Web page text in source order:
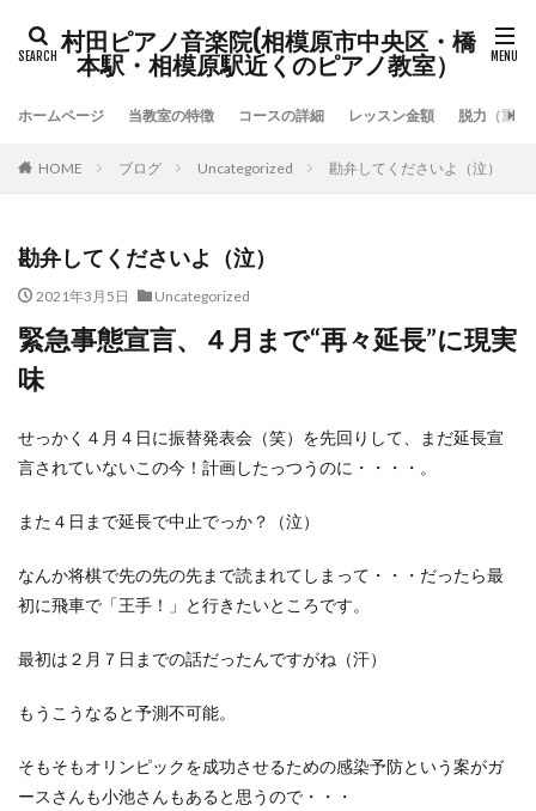
村田ピアノ音楽院(相模原市中央区・橋
本駅・相模原駅近くのピアノ教室）
ホームページ 当教室の特徴 コースの詳細 レッスン金額 脱力（重力
HOME ブログ Uncategorized 勘弁してくださいよ（泣）
勘弁してくださいよ（泣）
2021年3月5日 Uncategorized
緊急事態宣言、４月まで“再々延長”に現実
味
せっかく４月４日に振替発表会（笑）を先回りして、まだ延長宣
言されていないこの今！計画したっつうのに・・・・。
また４日まで延長で中止でっか？（泣）
なんか将棋で先の先の先まで読まれてしまって・・・だったら最
初に飛車で「王手！」と行きたいところです。
最初は２月７日までの話だったんですがね（汗）
もうこうなると予測不可能。
そもそもオリンピックを成功させるための感染予防という案がガ
ースさんも小池さんもあると思うので・・・